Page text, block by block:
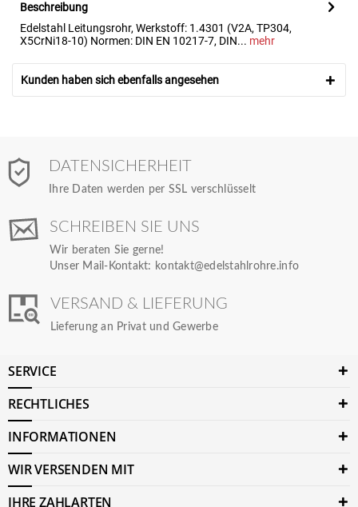
Beschreibung
Edelstahl Leitungsrohr, Werkstoff: 1.4301 (V2A, TP304,
X5CrNi18-10) Normen: DIN EN 10217-7, DIN... mehr
Kunden haben sich ebenfalls angesehen
DATENSICHERHEIT
Ihre Daten werden per SSL verschlüsselt
SCHREIBEN SIE UNS
Wir beraten Sie gerne!
Unser Mail-Kontakt: kontakt@edelstahlrohre.info
VERSAND & LIEFERUNG
Lieferung an Privat und Gewerbe
SERVICE
RECHTLICHES
INFORMATIONEN
WIR VERSENDEN MIT
IHRE ZAHLARTEN